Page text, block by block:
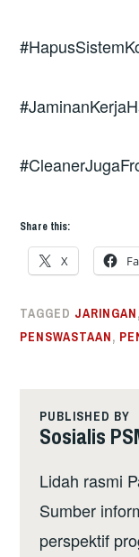
Share this:
X
TAGGED JARINGAN,
PENSWASTAAN,
PUBLISHED BY
Sosialis
Lidah rasmi
Sumber
perspektif